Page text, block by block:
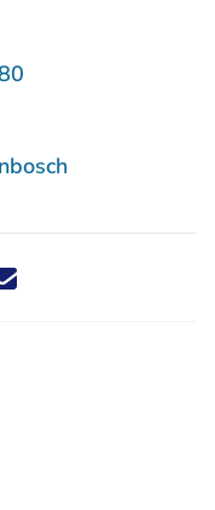
nieuwsbericht via X -
dit nieuwsbericht via
dit nieuwsbericht
Deel dit